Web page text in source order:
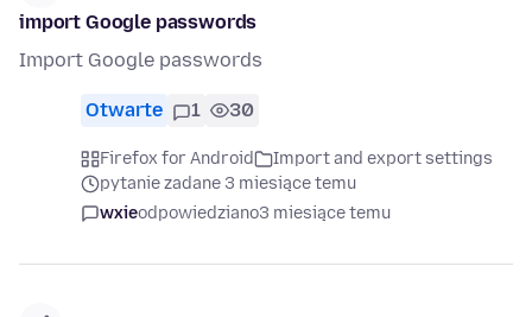
import Google passwords
Import Google passwords
Otwarte 1 30
Firefox for Android
Import and export settings
pytanie zadane 3 miesiące temu
wxieodpowiedziano3 miesiące temu